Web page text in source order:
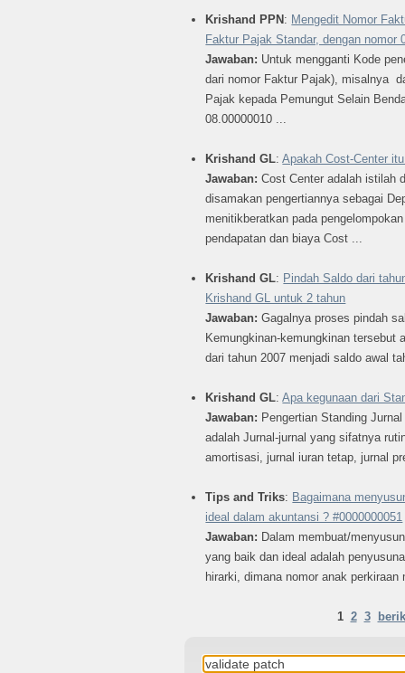
Krishand PPN: Mengedit Nomor
Faktur Pajak Standar, dengan nomor
Jawaban: Untuk mengganti Kode
dari nomor Faktur Pajak), misalnya
Pajak kepada Pemungut Selain
08.00000010 ...
Krishand GL:Apakah Cost-Center
Jawaban:Cost Center adalah istilah
disamakan pengertiannya sebagai
menitikberatkan pada
pendapatan dan biaya Cost ...
Krishand GL: Pindah Saldo dari
Krishand GL untuk 2 tahun
Jawaban:Gagalnya proses pindah
Kemungkinan-kemungkinan tersebut
dari tahun 2007 menjadi saldo awal
Krishand GL:Apa kegunaan dari
Jawaban: Pengertian Standing
adalah Jurnal-jurnal yang sifatnya
amortisasi, jurnal iuran tetap, jurnal
Tips and Triks: Bagaimana
ideal dalam akuntansi ? #0000000051
Jawaban: Dalam membuat/
yang baik dan ideal adalah
hirarki, dimana nomor anak
1 2 3